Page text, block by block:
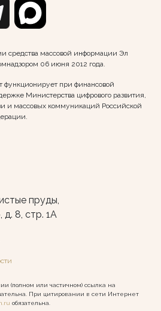
средства массовой информации Эл
06 июня 2012 года.
функционирует при финансовой
Министерства цифрового развития,
и массовых коммуникаций Российской
пруды,
д. 8, стр. 1А
(полном или частичном) ссылка на
При цитировании в сети Интернет
обязательна.